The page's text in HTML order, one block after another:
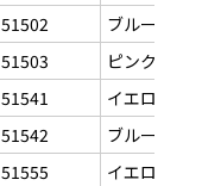
51502
ブルー
51503
ピンク
51541 イエロー
51542 ブルー
51555
イエロー